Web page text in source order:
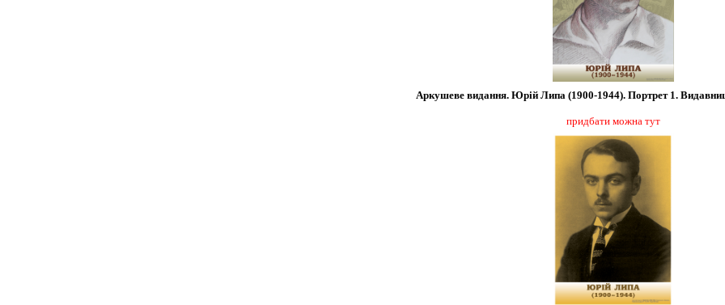
Аркушеве видання. Юрій Липа (1900-1944). Портрет 1.
придбати можна тут